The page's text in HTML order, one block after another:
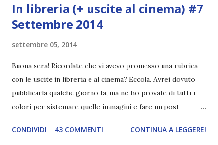
In libreria (+ uscite al cinema) #7
Settembre 2014
settembre 05, 2014
Buona sera! Ricordate che vi avevo promesso una rubrica
con le uscite in libreria e al cinema? Eccola. Avrei dovuto
pubblicarla qualche giorno fa, ma ne ho provate di tutti i
colori per sistemare quelle immagini e fare un post
leggere la trama cliccate sulla copertina. Vi ho segnalato
CONDIVIDI 43 COMMENTI CONTINUA A LEGGERE!